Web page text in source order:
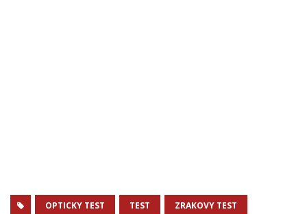
OPTICKY TEST TEST ZRAKOVY TEST